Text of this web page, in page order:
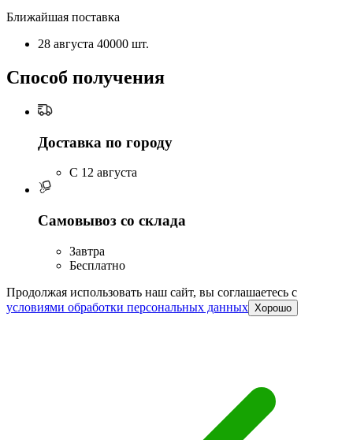
Ближайшая поставка
28 августа 40000 шт.
Способ получения
Доставка по городу
C 12 августа
Самовывоз со склада
Завтра
Бесплатно
Продолжая использовать наш сайт, вы соглашаетесь c
условиями обработки персональных данных Хорошо